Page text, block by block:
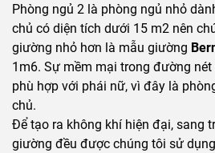
Phòng ngủ 2 là phòng ngủ nhỏ
chủ có diện tích dưới 15 m2 nên
giường nhỏ hơn là mẫu giường
1m6. Sự mềm mại trong đường
phù hợp với phái nữ, vì đây là
chủ.
Để tạo ra không khí hiện đại, sang
giường đều được chúng tôi sử